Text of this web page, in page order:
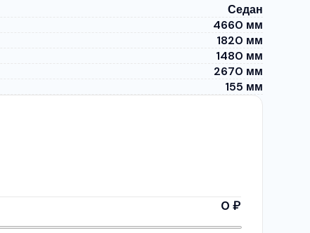
0 ₽
Седан
4660 мм
1820 мм
1480 мм
2670 мм
155 мм